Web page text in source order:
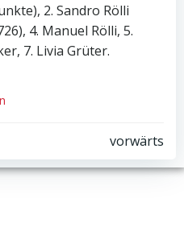
2. Sandro Rölli
4. Manuel Rölli, 5.
7. Livia Grüter.
Post
navigation
vorwärts